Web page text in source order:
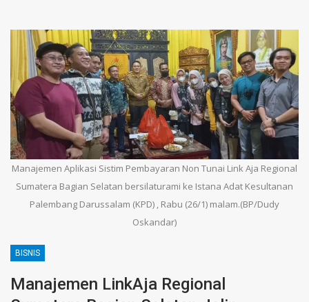
Manajemen Aplikasi Sistim Pembayaran Non Tunai Link Aja Regional
Sumatera Bagian Selatan bersilaturami ke Istana Adat Kesultanan
Palembang Darussalam (KPD) , Rabu (26/1) malam.(BP/Dudy
Oskandar)
BISNIS
Manajemen LinkAja Regional